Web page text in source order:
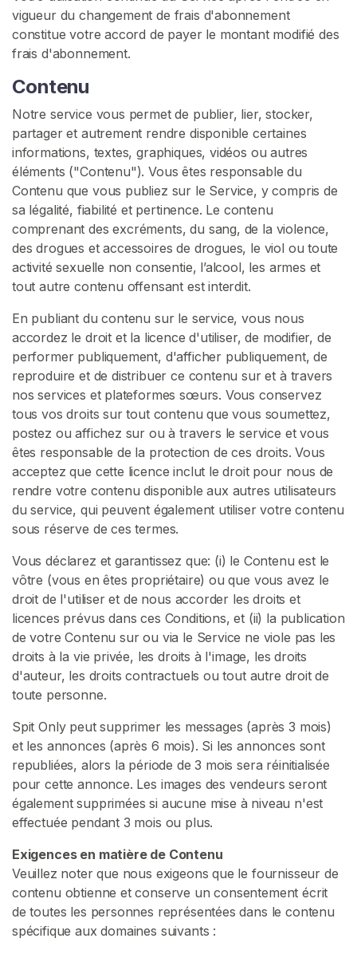
vigueur du changement de frais d'abonnement
constitue votre accord de payer le montant modifié des
frais d'abonnement.
Contenu
Notre service vous permet de publier, lier, stocker,
partager et autrement rendre disponible certaines
informations, textes, graphiques, vidéos ou autres
éléments ("Contenu"). Vous êtes responsable du
Contenu que vous publiez sur le Service, y compris de
sa légalité, fiabilité et pertinence. Le contenu
comprenant des excréments, du sang, de la violence,
des drogues et accessoires de drogues, le viol ou toute
activité sexuelle non consentie, l’alcool, les armes et
tout autre contenu offensant est interdit.
En publiant du contenu sur le service, vous nous
accordez le droit et la licence d'utiliser, de modifier, de
performer publiquement, d'afficher publiquement, de
reproduire et de distribuer ce contenu sur et à travers
nos services et plateformes sœurs. Vous conservez
tous vos droits sur tout contenu que vous soumettez,
postez ou affichez sur ou à travers le service et vous
êtes responsable de la protection de ces droits. Vous
acceptez que cette licence inclut le droit pour nous de
rendre votre contenu disponible aux autres utilisateurs
du service, qui peuvent également utiliser votre contenu
sous réserve de ces termes.
Vous déclarez et garantissez que: (i) le Contenu est le
vôtre (vous en êtes propriétaire) ou que vous avez le
droit de l'utiliser et de nous accorder les droits et
licences prévus dans ces Conditions, et (ii) la publication
de votre Contenu sur ou via le Service ne viole pas les
droits à la vie privée, les droits à l'image, les droits
d'auteur, les droits contractuels ou tout autre droit de
toute personne.
Spit Only peut supprimer les messages (après 3 mois)
et les annonces (après 6 mois). Si les annonces sont
republiées, alors la période de 3 mois sera réinitialisée
pour cette annonce. Les images des vendeurs seront
également supprimées si aucune mise à niveau n'est
effectuée pendant 3 mois ou plus.
Exigences en matière de Contenu
Veuillez noter que nous exigeons que le fournisseur de
contenu obtienne et conserve un consentement écrit
de toutes les personnes représentées dans le contenu
spécifique aux domaines suivants :
c
u
s
R
E
C
H
E
R
C
H
E
n
t
u
o
r
t